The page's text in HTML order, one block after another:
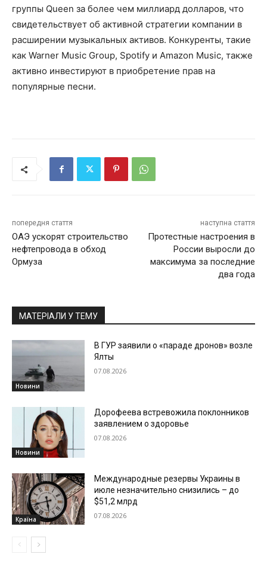
группы Queen за более чем миллиард долларов, что
свидетельствует об активной стратегии компании в
расширении музыкальных активов. Конкуренты, такие
как Warner Music Group, Spotify и Amazon Music, также
активно инвестируют в приобретение прав на
популярные песни.
попередня стаття
ОАЭ ускорят строительство
нефтепровода в обход
Ормуза
наступна стаття
Протестные настроения в
России выросли до
максимума за последние
два года
МАТЕРІАЛИ У ТЕМУ
Новини
В ГУР заявили о «параде дронов» возле
Ялты
07.08.2026
Новини
Дорофеева встревожила поклонников
заявлением о здоровье
07.08.2026
Країна
Международные резервы Украины в
июле незначительно снизились – до
$51,2 млрд
07.08.2026